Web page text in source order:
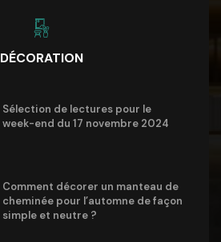
DÉCORATION
Sélection de lectures pour le
week-end du 17 novembre 2024
Comment décorer un manteau de
cheminée pour l’automne de façon
simple et neutre ?